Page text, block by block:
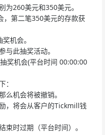
为260美元和350美元。
，第二笔350美元的存款获
机会。
与此抽奖活动。
奖机会(平台时间 00:00:00
：
么机会将被撤销。
，将会从客户的Tickmill钱
束时过期（平台时间）。